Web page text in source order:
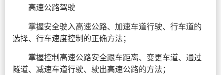
高速公路驾驶
掌握安全驶入高速公路、加速车道行驶、行车道的
选择、行车速度控制的正确方法；
掌握控制高速公路安全跟车距离、变更车道、通过
隧道、减速车道行驶、驶出高速公路的方法；